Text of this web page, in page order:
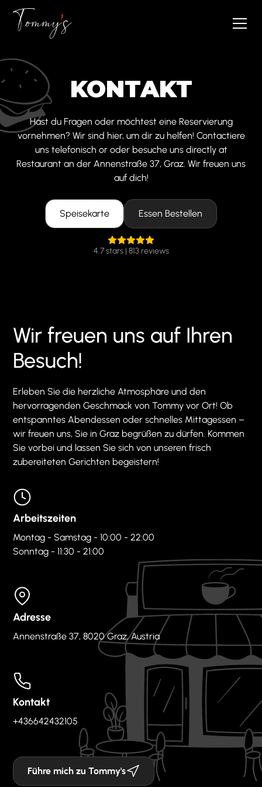
KONTAKT
Hast du Fragen oder möchtest eine Reservierung
vornehmen? Wir sind hier, um dir zu helfen! Contactiere
uns telefonisch or oder besuche uns directly at
Restaurant an der Annenstraße 37, Graz. Wir freuen uns
auf dich!
Speisekarte Essen Bestellen
4.7 stars | 813 reviews
Wir freuen uns auf Ihren
Besuch!
Erleben Sie die herzliche Atmosphäre und den
hervorragenden Geschmack von Tommy vor Ort! Ob
entspanntes Abendessen oder schnelles Mittagessen –
wir freuen uns, Sie in Graz begrüßen zu dürfen. Kommen
Sie vorbei und lassen Sie sich von unseren frisch
zubereiteten Gerichten begeistern!
Arbeitszeiten
Montag - Samstag - 10:00 - 22:00
Sonntag - 11:30 - 21:00
Adresse
Annenstraße 37, 8020 Graz, Austria
Kontakt
+436642432105
Führe mich zu Tommy's